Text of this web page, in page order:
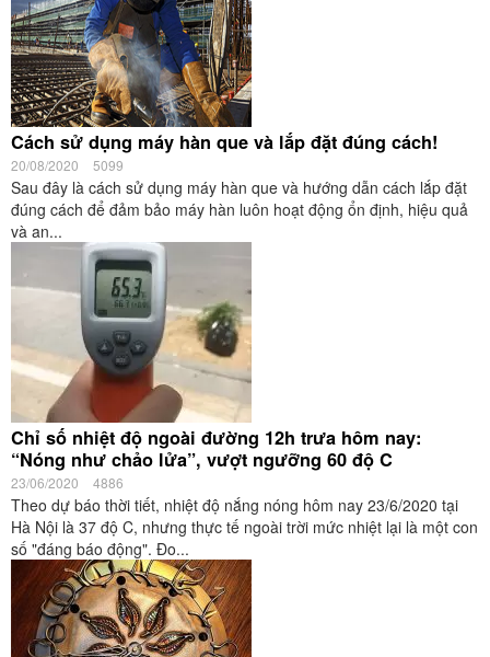
Cách sử dụng máy hàn que và lắp đặt đúng cách!
20/08/2020 5099
Sau đây là cách sử dụng máy hàn que và hướng dẫn cách lắp đặt
đúng cách để đảm bảo máy hàn luôn hoạt động ổn định, hiệu quả
và an...
Chỉ số nhiệt độ ngoài đường 12h trưa hôm nay:
“Nóng như chảo lửa”, vượt ngưỡng 60 độ C
23/06/2020 4886
Theo dự báo thời tiết, nhiệt độ nắng nóng hôm nay 23/6/2020 tại
Hà Nội là 37 độ C, nhưng thực tế ngoài trời mức nhiệt lại là một con
số "đáng báo động". Đo...